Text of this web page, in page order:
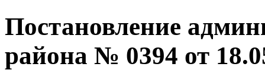
Постановление
района № 0394 от